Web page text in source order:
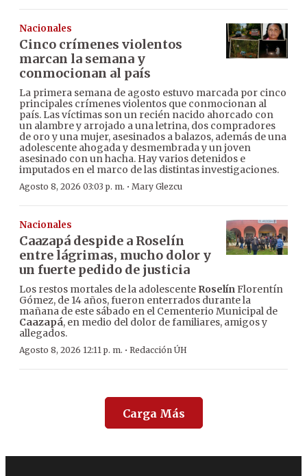
Nacionales
Cinco crímenes violentos
marcan la semana y
conmocionan al país
La primera semana de agosto estuvo marcada por cinco
principales crímenes violentos que conmocionan al
país. Las víctimas son un recién nacido ahorcado con
un alambre y arrojado a una letrina, dos compradores
de oro y una mujer, asesinados a balazos, además de una
adolescente ahogada y desmembrada y un joven
asesinado con un hacha. Hay varios detenidos e
imputados en el marco de las distintas investigaciones.
Agosto 8, 2026 03:03 p. m. · Mary Glezcu
Nacionales
Caazapá despide a Roselín
entre lágrimas, mucho dolor y
un fuerte pedido de justicia
Los restos mortales de la adolescente RoselínFlorentín
Gómez, de 14 años, fueron enterrados durante la
mañana de este sábado en el Cementerio Municipal de
Caazapá, en medio del dolor de familiares, amigos y
allegados.
Agosto 8, 2026 12:11 p. m. · Redacción ÚH
Carga Más